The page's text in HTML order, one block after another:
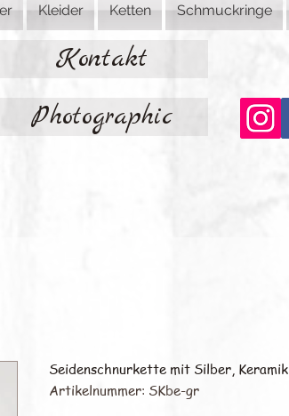
Kleider Ketten Schmuckringe
Kontakt
Photographic
Seidenschnurkette mit Silber, Keramik
Artikelnummer: SKbe-gr